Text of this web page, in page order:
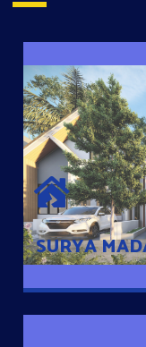
SURYA
SURYA
Desain Modern
Sehingga
dengan Ponsel